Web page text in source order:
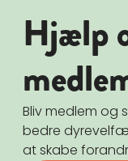
Hjælp
Bliv medlem og
bedre
at skabe